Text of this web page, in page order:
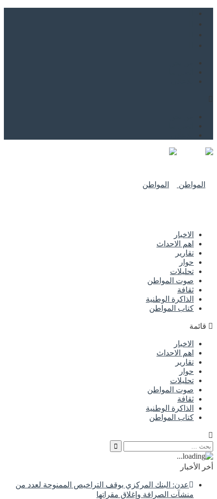
الاخبار
اهم الاحداث
تقارير
حوار
تحليلات
صوت المواطن
ثقافة
الذاكرة الوطنية
كتاب المواطن
قائمة
الاخبار
اهم الاحداث
تقارير
حوار
تحليلات
صوت المواطن
ثقافة
الذاكرة الوطنية
كتاب المواطن
أخر الأخبار
عدن: البنك المركزي يوقف التراخيص الممنوحة لعدد من
منشآت الصرافة وإغلاق مقراتها